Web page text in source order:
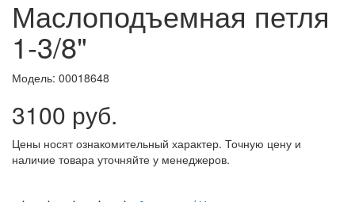
Маслоподъемная петля
1-3/8"
Модель: 00018648
3100 руб.
Цены носят ознакомительный характер. Точную цену и
наличие товара уточняйте у менеджеров.